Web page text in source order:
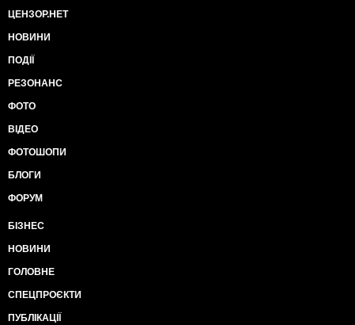
ЦЕНЗОР.НЕТ
НОВИНИ
ПОДІЇ
РЕЗОНАНС
ФОТО
ВІДЕО
ФОТОШОПИ
БЛОГИ
ФОРУМ
БІЗНЕС
НОВИНИ
ГОЛОВНЕ
СПЕЦПРОЄКТИ
ПУБЛІКАЦІЇ